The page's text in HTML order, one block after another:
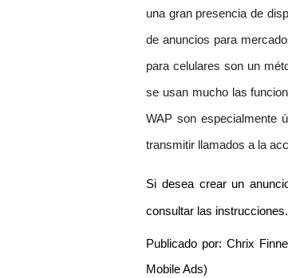
una gran presencia de
de anuncios para
para celulares son un
se usan mucho las
WAP son especialmente
transmitir llamados a la
Si desea crear un
consultar las instrucciones.
Publicado por: Chrix
Mobile Ads)